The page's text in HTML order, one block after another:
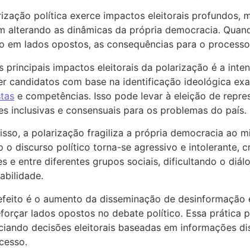
política exerce impactos eleitorais profundos,
alterando as dinâmicas da própria democracia.
em lados opostos, as consequências para o
principais impactos eleitorais da polarização é a
candidatos com base na identificação ideológica
e competências. Isso pode levar à eleição de
inclusivas e consensuais para os problemas do país.
a polarização fragiliza a própria democracia ao
o discurso político torna-se agressivo e intolerante,
e entre diferentes grupos sociais, dificultando o
é o aumento da disseminação de
lados opostos no debate político. Essa prática
decisões eleitorais baseadas em informações